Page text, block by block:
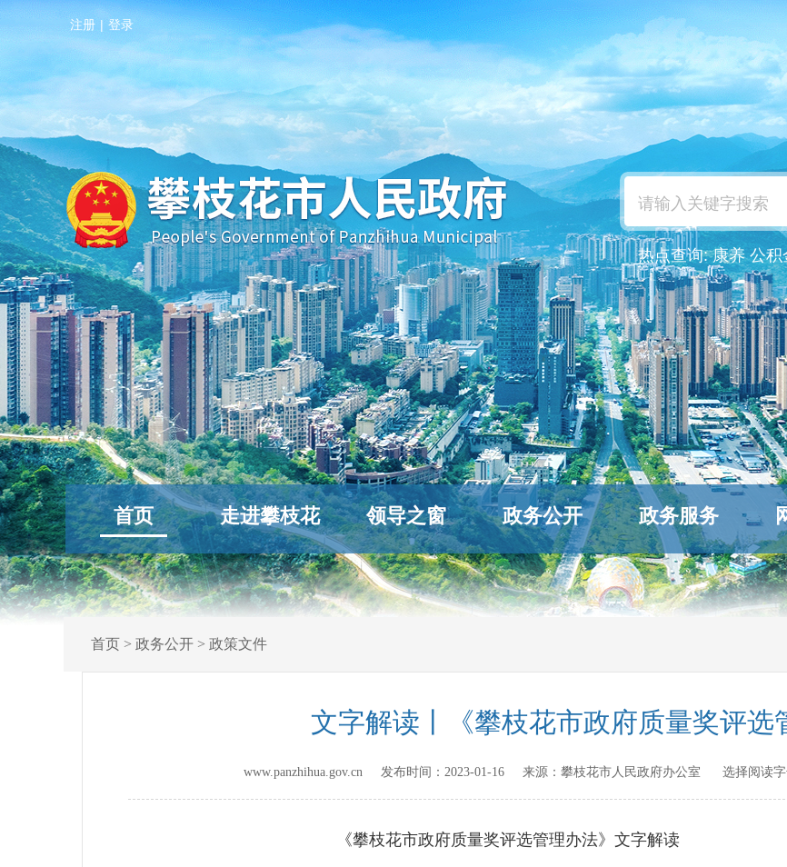
注册 | 登录
热点查询:康养 公积
首页 走进攀枝花 领导之窗 政务公开 政务服务
首页> 政务公开> 政策文件
文字解读丨《攀枝花市政府质量奖评选
www.panzhihua.gov.cn 发布时间： 2023-01-16 来源： 攀枝花市人民政府办公室 选择阅读字
《攀枝花市政府质量奖评选管理办法》文字解读